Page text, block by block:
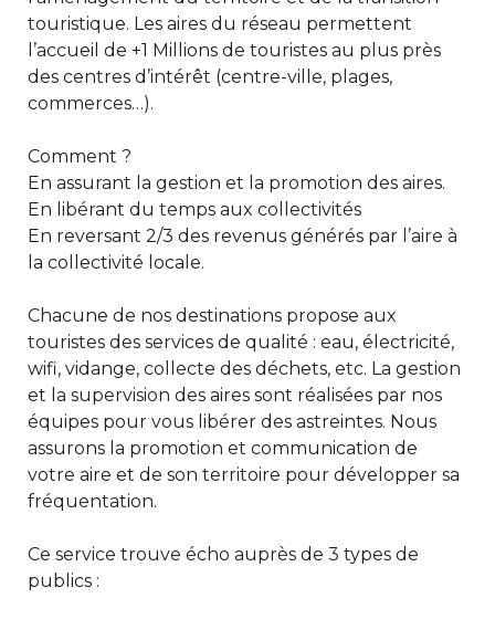
touristique. Les aires du réseau permettent
l’accueil de +1 Millions de touristes au plus près
des centres d’intérêt (centre-ville, plages,
commerces…).
Comment ?
En assurant la gestion et la promotion des aires.
En libérant du temps aux collectivités
En reversant 2/3 des revenus générés par l’aire à
la collectivité locale.
Chacune de nos destinations propose aux
touristes des services de qualité : eau, électricité,
wifi, vidange, collecte des déchets, etc. La gestion
et la supervision des aires sont réalisées par nos
équipes pour vous libérer des astreintes. Nous
assurons la promotion et communication de
votre aire et de son territoire pour développer sa
fréquentation.
Ce service trouve écho auprès de 3 types de
publics :